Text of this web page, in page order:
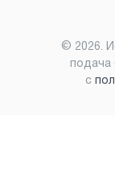
© 2026.
подача
с